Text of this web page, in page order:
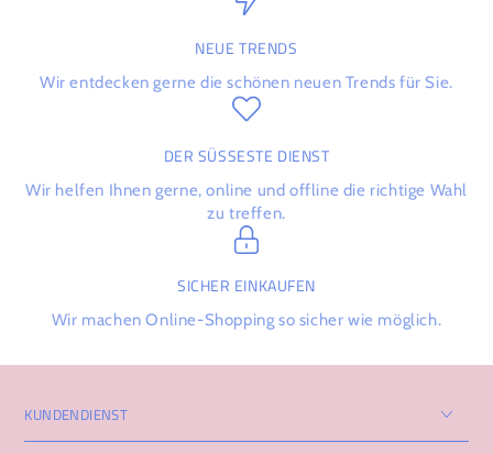
NEUE TRENDS
Wir entdecken gerne die schönen neuen Trends für Sie.
DER SÜSSESTE DIENST
Wir helfen Ihnen gerne, online und offline die richtige Wahl
zu treffen.
SICHER EINKAUFEN
Wir machen Online-Shopping so sicher wie möglich.
KUNDENDIENST